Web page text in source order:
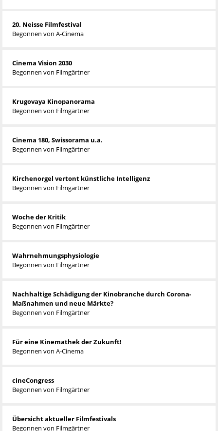
20. Neisse Filmfestival
Begonnen von A-Cinema
Cinema Vision 2030
Begonnen von Filmgärtner
Krugovaya Kinopanorama
Begonnen von Filmgärtner
Cinema 180, Swissorama u.a.
Begonnen von Filmgärtner
Kirchenorgel vertont künstliche Intelligenz
Begonnen von Filmgärtner
Woche der Kritik
Begonnen von Filmgärtner
Wahrnehmungsphysiologie
Begonnen von Filmgärtner
Nachhaltige Schädigung der Kinobranche durch Corona-
Maßnahmen und neue Märkte?
Begonnen von Filmgärtner
Für eine Kinemathek der Zukunft!
Begonnen von A-Cinema
cineCongress
Begonnen von Filmgärtner
Übersicht aktueller Filmfestivals
Begonnen von Filmgärtner